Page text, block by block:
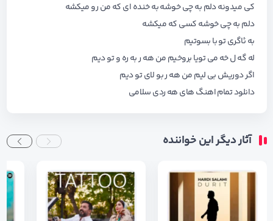
کی میدونه دلم به چی خوشه به خنده ای که من رو میکشه
دلم به چی خوشه کسی که میکشه
به ئاگری تو با بسوتیم
له گه ل خه می تویا بروخیم من هه ر به ره و تو دیم
اگر دوریش بی لیم من هه ر بو لای تو دیم
دانلود تمام اهنگ هایهه ردی سلامی
آثار دیگر این خواننده